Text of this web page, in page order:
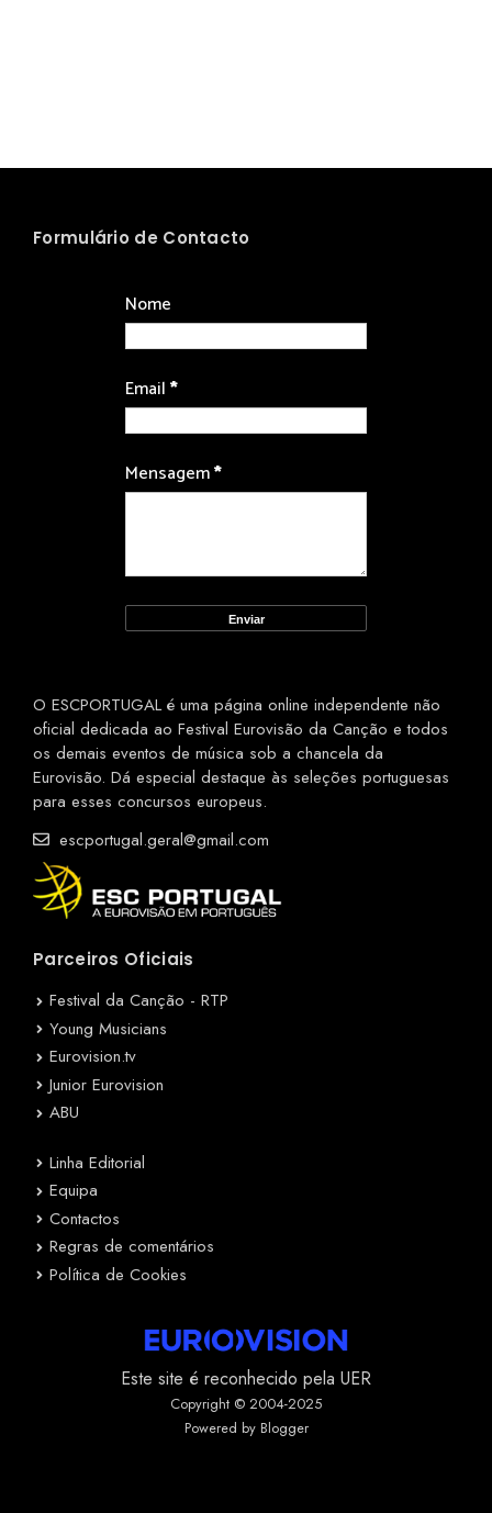
Formulário de Contacto
Nome
Email*
Mensagem*
O ESCPORTUGAL é uma página online independente não
oficial dedicada ao Festival Eurovisão da Canção e todos
os demais eventos de música sob a chancela da
Eurovisão. Dá especial destaque às seleções portuguesas
para esses concursos europeus.
escportugal.geral@gmail.com
Parceiros Oficiais
Festival da Canção - RTP
Young Musicians
Eurovision.tv
Junior Eurovision
ABU
Linha Editorial
Equipa
Contactos
Regras de comentários
Política de Cookies
Este site é reconhecido pela UER
Copyright © 2004-2025
Powered by Blogger